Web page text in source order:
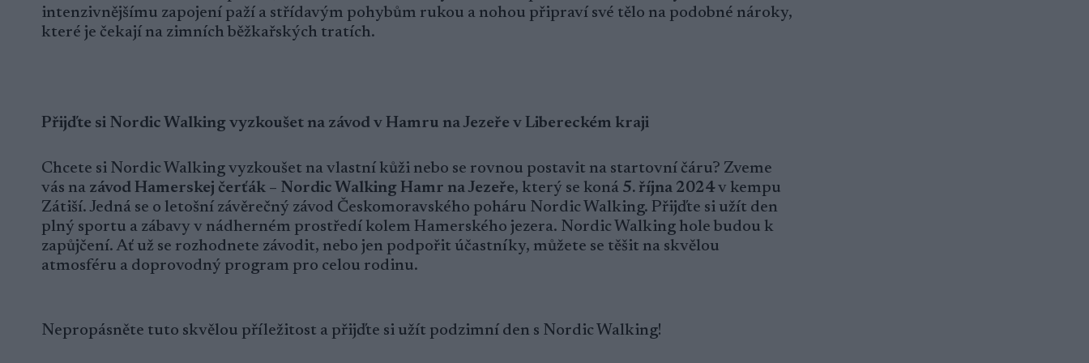
intenzivnějšímu zapojení paží a střídavým pohybům rukou a nohou připraví své tělo na podobné nároky,
které je čekají na zimních běžkařských tratích.
Přijďte si Nordic Walking vyzkoušet na závod v Hamru na Jezeře v Libereckém kraji
Chcete si Nordic Walking vyzkoušet na vlastní kůži nebo se rovnou postavit na startovní čáru? Zveme
vás na závod Hamerskej čerťák – Nordic Walking Hamr na Jezeře, který se koná 5. října 2024v kempu
Zátiší. Jedná se o letošní závěrečný závod Českomoravského poháru Nordic Walking. Přijďte si užít den
plný sportu a zábavy v nádherném prostředí kolem Hamerského jezera. Nordic Walking hole budou k
zapůjčení. Ať už se rozhodnete závodit, nebo jen podpořit účastníky, můžete se těšit na skvělou
atmosféru a doprovodný program pro celou rodinu.
Nepropásněte tuto skvělou příležitost a přijďte si užít podzimní den s Nordic Walking!